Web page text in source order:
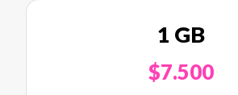
1 GB
$7.500